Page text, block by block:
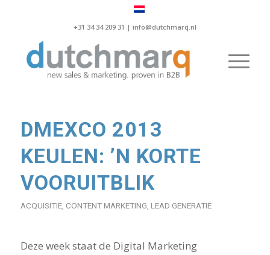
+31 34 34 209 31 | info@dutchmarq.nl
DMEXCO 2013
KEULEN: ’N KORTE
VOORUITBLIK
ACQUISITIE, CONTENT MARKETING LEAD GENERATIE
Deze week staat de Digital Marketing